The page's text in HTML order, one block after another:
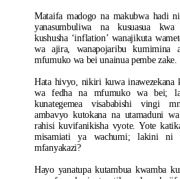
Mataifa madogo na makubwa hadi
yanasumbuliwa na kusuasua kwa
kushusha ‘inflation’ wanajikuta
wa ajira, wanapojaribu kumimina
mfumuko wa bei unainua pembe zake.
Hata hivyo, nikiri kuwa inawezekana
wa fedha na mfumuko wa bei;
kunategemea visababishi vingi
ambavyo kutokana na utamaduni
rahisi kuvifanikisha vyote. Yote
misamiati ya wachumi; lakini ni
mfanyakazi?
Hayo yanatupa kutambua kwamba